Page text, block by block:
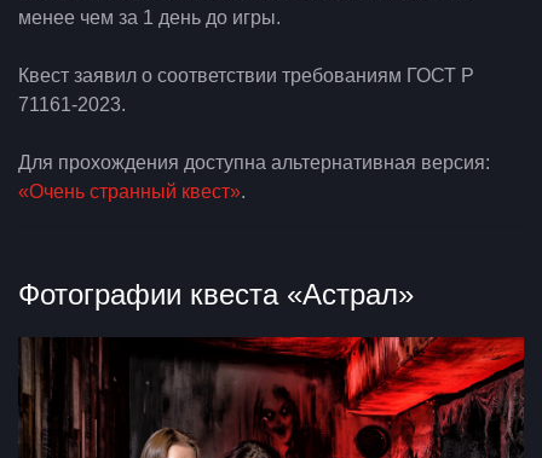
менее чем за 1 день до игры.
Квест заявил о соответствии требованиям ГОСТ Р
71161-2023.
Для прохождения доступна альтернативная версия:
«Очень странный квест».
Фотографии квеста «Астрал»